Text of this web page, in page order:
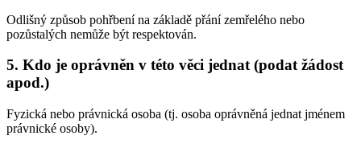
Odlišný způsob pohřbení na základě přání zemřelého nebo
pozůstalých nemůže být respektován.
5. Kdo je oprávněn v této věci jednat (podat žádost
apod.)
Fyzická nebo právnická osoba (tj. osoba oprávněná jednat jménem
právnické osoby).